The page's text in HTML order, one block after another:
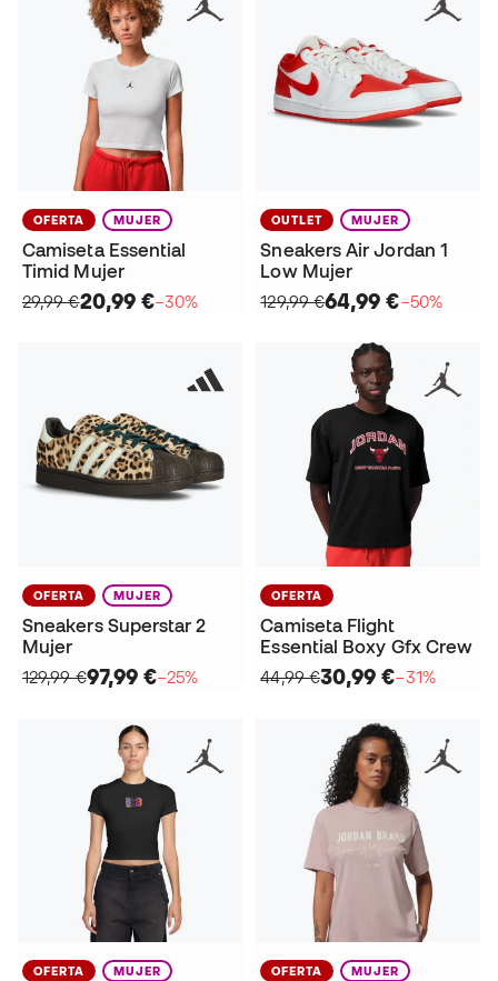
OFERTA MUJER
Camiseta Essential
Timid Mujer
29,99 €20,99 €−30%
OUTLET MUJER
Sneakers Air Jordan 1
Low Mujer
129,99 €64,99 €−50%
OFERTA MUJER
Sneakers Superstar 2
Mujer
129,99 €97,99 €−25%
OFERTA
Camiseta Flight
Essential Boxy Gfx Crew
44,99 €30,99 €−31%
OFERTA MUJER OFERTA MUJER